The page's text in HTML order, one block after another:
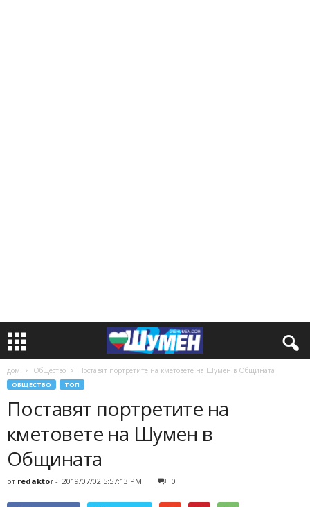
дом Общество Поставят портретите на кметовете на Шумен в Общината
ОБЩЕСТВО ТОП
Поставят портретите на
кметовете на Шумен в
Общината
от redaktor - 2019/07/02 5:57:13 PM 0